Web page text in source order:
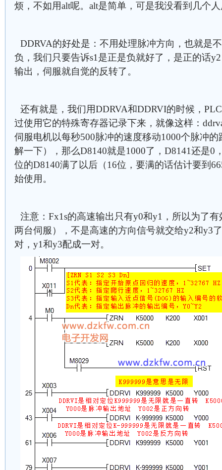
烦，不如用alt呢。alt是简单，可是我没看到几个
DDRVA的好处是：不用处理脉冲方向，也就是
负，我们只要告诉s1是正是负就好了，是正的话
输出，伺服就自觉的反转了。
还有就是，我们用DDRVA和DDRVI的时候，
过使用它的特殊寄存器记录下来，就像这样：
伺服电机以每秒500脉冲的速度移动1000个脉冲
解一下），那么D8140就是1000了，D8141还是0
位的D8140满了以后（16位，要满的话估计要到
始使用。
注意：Fx1s的高速输出只有y0和y1，所以为了
两台伺服），不是高速的方向信号就交给y2和y3
对，y1和y3配成一对。